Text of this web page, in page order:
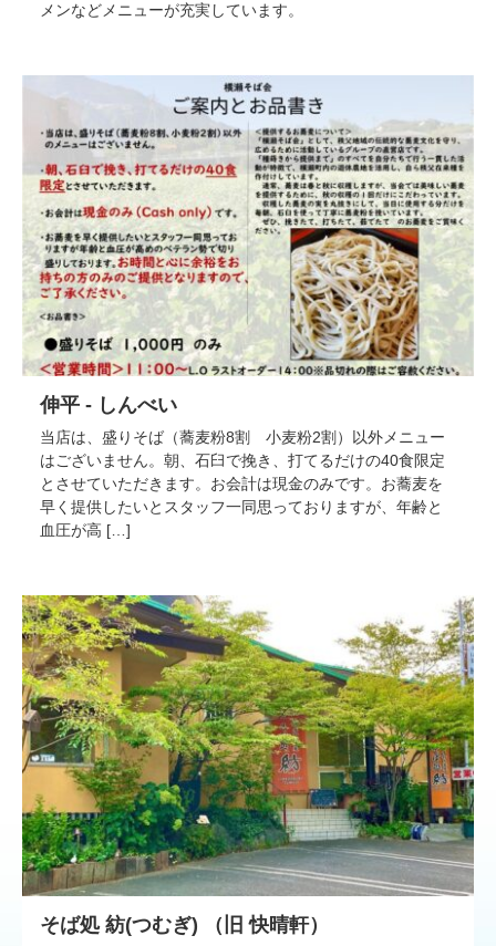
メンなどメニューが充実しています。
伸平 - しんべい
当店は、盛りそば（蕎麦粉8割 小麦粉2割）以外メニュー
はございません。朝、石臼で挽き、打てるだけの40食限定
とさせていただきます。お会計は現金のみです。お蕎麦を
早く提供したいとスタッフ一同思っておりますが、年齢と
血圧が高 […]
そば処 紡(つむぎ) （旧 快晴軒）